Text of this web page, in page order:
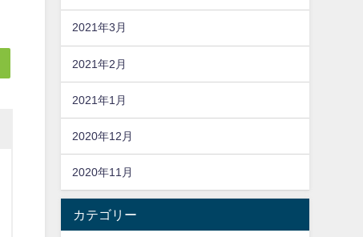
2021年3月
2021年2月
2021年1月
2020年12月
2020年11月
カテゴリー